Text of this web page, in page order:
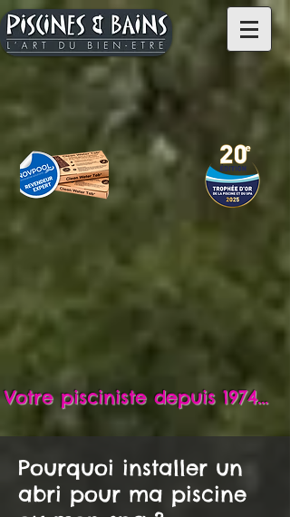
Votre pisciniste depuis 1974...
Pourquoi installer un
abri pour ma piscine